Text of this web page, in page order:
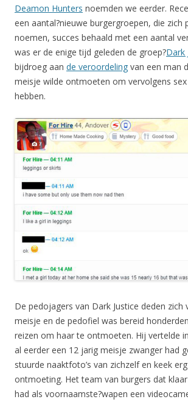
Deamon Hunters noemden we eerder.
een aantal?nieuwe burgergroepen, die zich
noemen, succes behaald met een aantal
was er de enige tijd geleden de groep?Dark
bijdroeg aan de veroordeling van een man
meisje wilde ontmoeten om vervolgens
hebben.
De pedojagers van Dark Justice deden zich
meisje en de pedofiel was bereid
reizen om haar te ontmoeten. Hij vertelde
al eerder een 12 jarig meisje zwanger had
stuurde naaktfoto’s van zichzelf en keek
ontmoeting. Het team van burgers dat
had als voornaamste?wapen een